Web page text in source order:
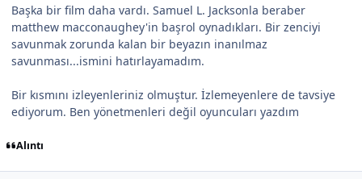
Başka bir film daha vardı. Samuel L. Jacksonla beraber
matthew macconaughey'in başrol oynadıkları. Bir zenciyi
savunmak zorunda kalan bir beyazın inanılmaz
savunması...ismini hatırlayamadım.
Bir kısmını izleyenleriniz olmuştur. İzlemeyenlere de tavsiye
ediyorum. Ben yönetmenleri değil oyuncuları yazdım
Alıntı